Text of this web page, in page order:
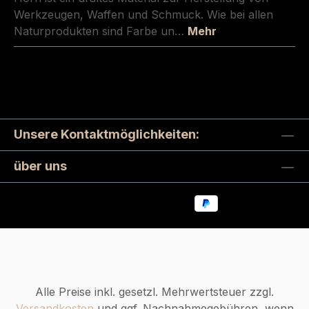
Werkzeugen, Waffen und Schmuck. Wie bei allen
Naturprodukten sind Farbe un… Mehr
Unsere Kontaktmöglichkeiten:
über uns
Alle Preise inkl. gesetzl. Mehrwertsteuer zzgl.